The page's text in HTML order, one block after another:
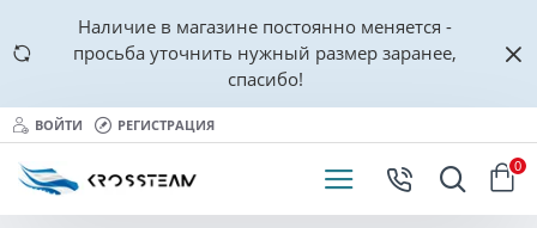
Наличие в магазине постоянно меняется -
просьба уточнить нужный размер заранее,
спасибо!
ВОЙТИ РЕГИСТРАЦИЯ
0